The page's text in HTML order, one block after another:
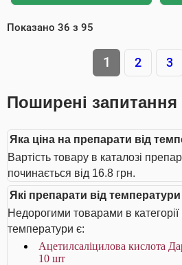
Показано 36 з 95
1 2 3
Поширені запитання
Яка ціна на препарати від
Вартість товару в каталозі
починається від 16.8 грн.
Які препарати від
Недорогими товарами в категорії
температури є:
Ацетилсаліцилова кислота
10 шт